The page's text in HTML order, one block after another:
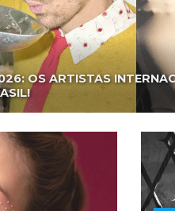
OS ARTISTAS